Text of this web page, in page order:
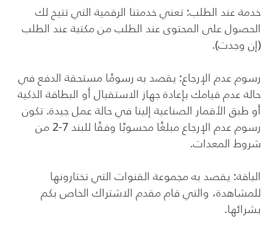
خدمة عند الطلب: تعني خدمتنا الرقمية التي تتيح لك
الحصول على المحتوى عند الطلب من مكتبة عند الطلب
(إن وجدت).
رسوم عدم الإرجاع: يقصد به رسومًا مستحقة الدفع في
حالة عدم قيامك بإعادة جهاز الاستقبال أو البطاقة الذكية
أو طبق الأقمار الصناعية إلينا في حالة عمل جيدة. تكون
رسوم عدم الإرجاع مبلغًا محسوبًا وفقًا للبند 7-2 من
شروط المعدات.
الباقة: يقصد به مجموعة القنوات التي تختارونها
للمشاهدة، والتي قام مقدم الاشتراك الخاص بكم
بشرائها.